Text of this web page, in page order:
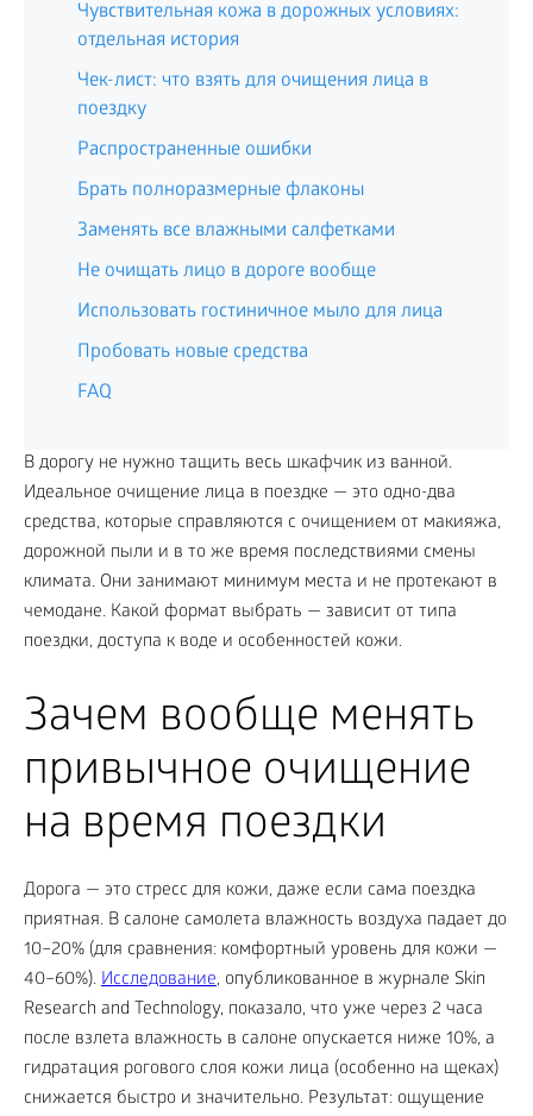
Чувствительная кожа в дорожных условиях:
отдельная история
Чек-лист: что взять для очищения лица в
поездку
Распространенные ошибки
Брать полноразмерные флаконы
Заменять все влажными салфетками
Не очищать лицо в дороге вообще
Использовать гостиничное мыло для лица
Пробовать новые средства
FAQ
В дорогу не нужно тащить весь шкафчик из ванной.
Идеальное очищение лица в поездке — это одно-два
средства, которые справляются с очищением от макияжа,
дорожной пыли и в то же время последствиями смены
климата. Они занимают минимум места и не протекают в
чемодане. Какой формат выбрать — зависит от типа
поездки, доступа к воде и особенностей кожи.
Зачем вообще менять
привычное очищение
на время поездки
Дорога — это стресс для кожи, даже если сама поездка
приятная. В салоне самолета влажность воздуха падает до
10–20% (для сравнения: комфортный уровень для кожи —
40–60%). Исследование, опубликованное в журнале Skin
Research and Technology, показало, что уже через 2 часа
после взлета влажность в салоне опускается ниже 10%, а
гидратация рогового слоя кожи лица (особенно на щеках)
снижается быстро и значительно. Результат: ощущение